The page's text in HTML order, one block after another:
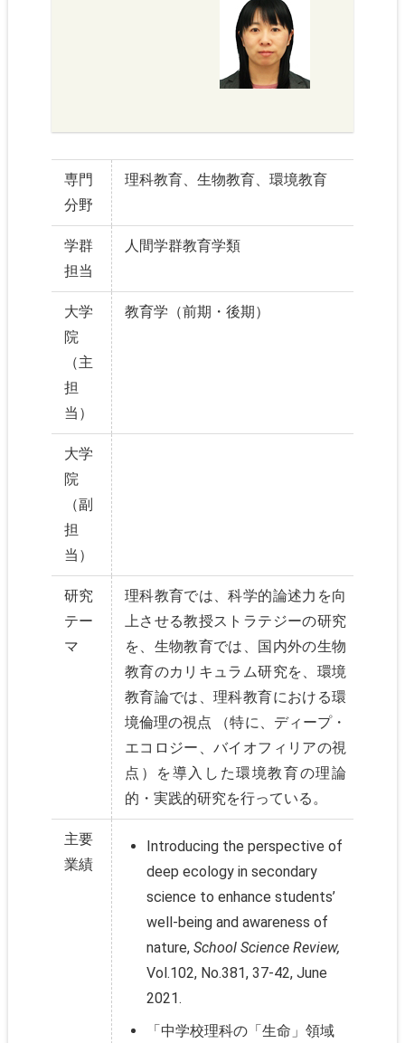
専門
分野
理科教育、生物教育、環境教育
学群
担当
人間学群教育学類
大学
院
（主
担
当）
教育学（前期・後期）
大学
院
（副
担
当）
研究
テー
マ
理科教育では、科学的論述力を向
上させる教授ストラテジーの研究
を、生物教育では、国内外の生物
教育のカリキュラム研究を、環境
教育論では、理科教育における環
境倫理の視点 （特に、ディープ・
エコロジー、バイオフィリアの視
点）を導入した環境教育の理論
的・実践的研究を行っている。
主要
業績
Introducing the perspective of
deep ecology in secondary
science to enhance students’
well-being and awareness of
nature, School Science Review,
Vol.102, No.381, 37-42, June
2021.
「中学校理科の「生命」領域